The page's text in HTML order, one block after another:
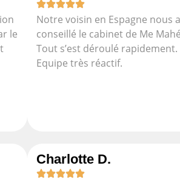
le
Notre voisin en Espagne nous a
conseillé le cabinet de Me
Tout s’est déroulé rapidement.
Equipe très réactif.
Charlotte D.